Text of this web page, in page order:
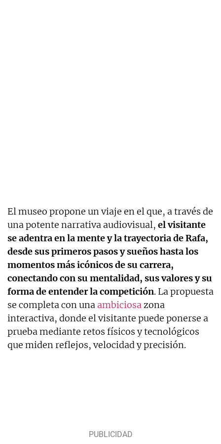
El museo propone un viaje en el que, a través de
una potente narrativa audiovisual, el visitante
se adentra en la mente y la trayectoria de Rafa,
desde sus primeros pasos y sueños hasta los
momentos más icónicos de su carrera,
conectando con su mentalidad, sus valores y su
forma de entender la competición. La propuesta
se completa con una ambiciosazona
interactiva, donde el visitante puede ponerse a
prueba mediante retos físicos y tecnológicos
que miden reflejos, velocidad y precisión.